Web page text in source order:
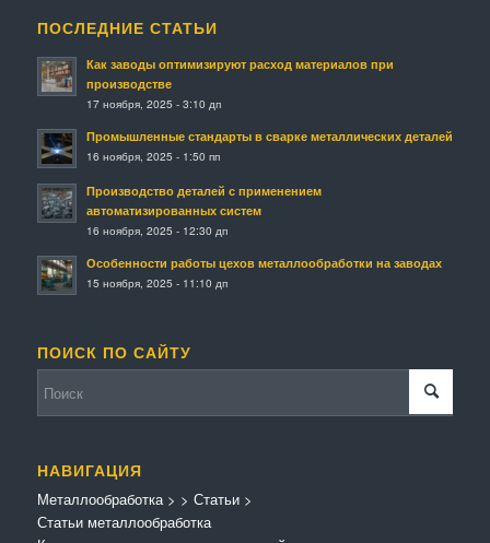
ПОСЛЕДНИЕ СТАТЬИ
Как заводы оптимизируют расход материалов при
производстве
17 ноября, 2025 - 3:10 дп
Промышленные стандарты в сварке металлических деталей
16 ноября, 2025 - 1:50 пп
Производство деталей с применением
автоматизированных систем
16 ноября, 2025 - 12:30 дп
Особенности работы цехов металлообработки на заводах
15 ноября, 2025 - 11:10 дп
ПОИСК ПО САЙТУ
НАВИГАЦИЯ
Металлообработка>
Статьи металлообработка
> Статьи>